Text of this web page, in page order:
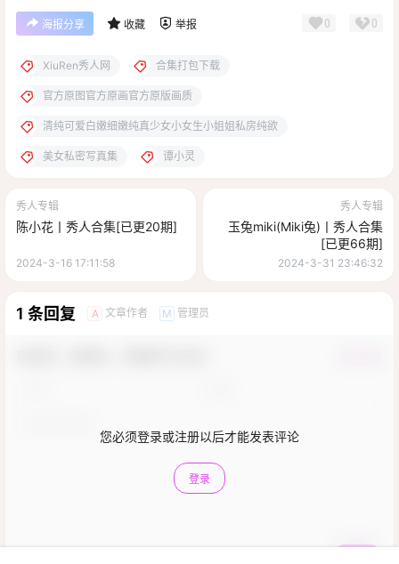
海报分享 收藏 举报 0 0
XiuRen秀人网 合集打包下载
官方原图官方原画官方原版画质
清纯可爱白嫩细嫩纯真少女小女生小姐姐私房纯欲
美女私密写真集 谭小灵
秀人专辑
陈小花丨秀人合集[已更20期]
2024-3-16 17:11:58
秀人专辑
玉兔miki(Miki兔)丨秀人合集
[已更66期]
2024-3-31 23:46:32
1 条回复 A 文章作者 M 管理员
您必须登录或注册以后才能发表评论
登录